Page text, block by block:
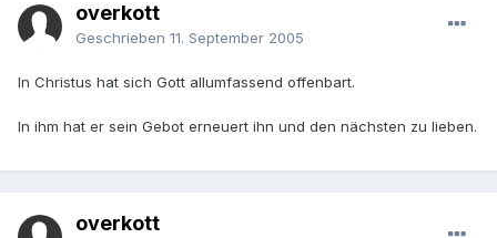
overkott
Geschrieben 11. September 2005
In Christus hat sich Gott allumfassend offenbart.
In ihm hat er sein Gebot erneuert ihn und den nächsten zu lieben.
overkott